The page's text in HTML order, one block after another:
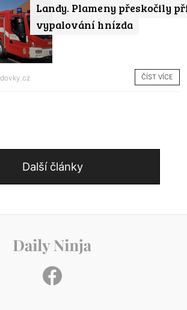
Landy. Plameny přeskočily
vypalování hnízda
ČÍST VÍCE
Další články